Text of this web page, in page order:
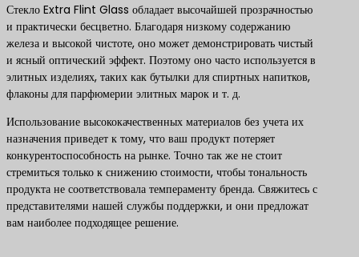
Стекло Extra Flint Glass обладает высочайшей прозрачностью
и практически бесцветно. Благодаря низкому содержанию
железа и высокой чистоте, оно может демонстрировать чистый
и ясный оптический эффект. Поэтому оно часто используется в
элитных изделиях, таких как бутылки для спиртных напитков,
флаконы для парфюмерии элитных марок и т. д.
Использование высококачественных материалов без учета их
назначения приведет к тому, что ваш продукт потеряет
конкурентоспособность на рынке. Точно так же не стоит
стремиться только к снижению стоимости, чтобы тональность
продукта не соответствовала темпераменту бренда. Свяжитесь с
представителями нашей службы поддержки, и они предложат
вам наиболее подходящее решение.